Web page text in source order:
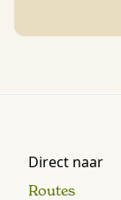
Direct naar
Routes